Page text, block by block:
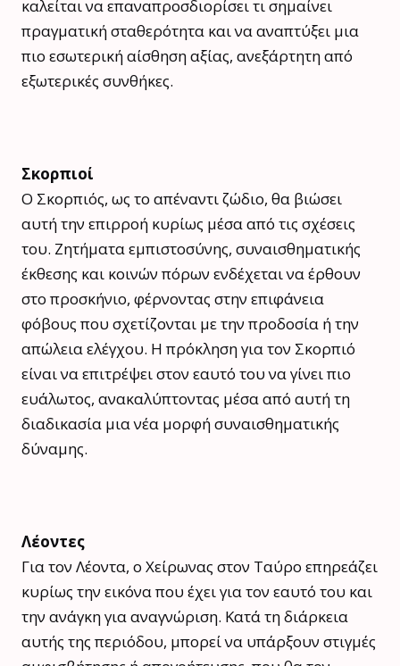
καλείται να επαναπροσδιορίσει τι σημαίνει
πραγματική σταθερότητα και να αναπτύξει μια
πιο εσωτερική αίσθηση αξίας, ανεξάρτητη από
εξωτερικές συνθήκες.
Σκορπιοί
Ο Σκορπιός, ως το απέναντι ζώδιο, θα βιώσει
αυτή την επιρροή κυρίως μέσα από τις σχέσεις
του. Ζητήματα εμπιστοσύνης, συναισθηματικής
έκθεσης και κοινών πόρων ενδέχεται να έρθουν
στο προσκήνιο, φέρνοντας στην επιφάνεια
φόβους που σχετίζονται με την προδοσία ή την
απώλεια ελέγχου. Η πρόκληση για τον Σκορπιό
είναι να επιτρέψει στον εαυτό του να γίνει πιο
ευάλωτος, ανακαλύπτοντας μέσα από αυτή τη
διαδικασία μια νέα μορφή συναισθηματικής
δύναμης.
Λέοντες
Για τον Λέοντα, ο Χείρωνας στον Ταύρο επηρεάζει
κυρίως την εικόνα που έχει για τον εαυτό του και
την ανάγκη για αναγνώριση. Κατά τη διάρκεια
αυτής της περιόδου, μπορεί να υπάρξουν στιγμές